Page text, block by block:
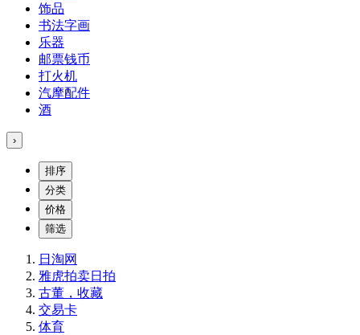
饰品
书法字画
乐器
邮票钱币
打火机
汽摩配件
酒
›
排序
分类
价格
筛选
日淘网
雅虎拍卖日拍
古董，收藏
交易卡
体育